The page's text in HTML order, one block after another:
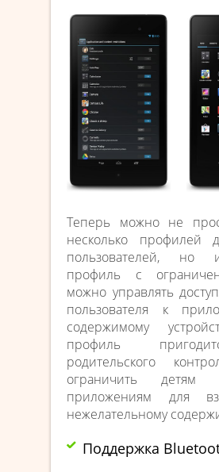
Теперь можно не
несколько профилей
пользователей, но
профиль с
можно управлять
пользователя к
содержимому
профиль
родительского
ограничить детям
приложениям для
нежелательному
Поддержка